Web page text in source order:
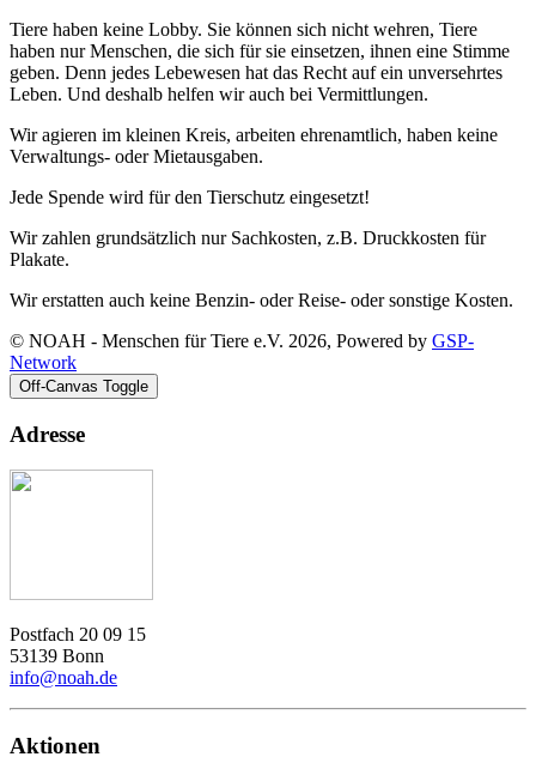
Tiere haben keine Lobby. Sie können sich nicht wehren, Tiere
haben nur Menschen, die sich für sie einsetzen, ihnen eine Stimme
geben. Denn jedes Lebewesen hat das Recht auf ein unversehrtes
Leben. Und deshalb helfen wir auch bei Vermittlungen.
Wir agieren im kleinen Kreis, arbeiten ehrenamtlich, haben keine
Verwaltungs- oder Mietausgaben.
Jede Spende wird für den Tierschutz eingesetzt!
Wir zahlen grundsätzlich nur Sachkosten, z.B. Druckkosten für
Plakate.
Wir erstatten auch keine Benzin- oder Reise- oder sonstige Kosten.
© NOAH - Menschen für Tiere e.V. 2026, Powered by GSP-
Network
Off-Canvas Toggle
Adresse
Postfach 20 09 15
53139 Bonn
info@noah.de
Aktionen